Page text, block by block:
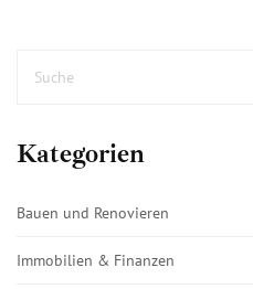
Kategorien
Bauen und Renovieren
Immobilien & Finanzen